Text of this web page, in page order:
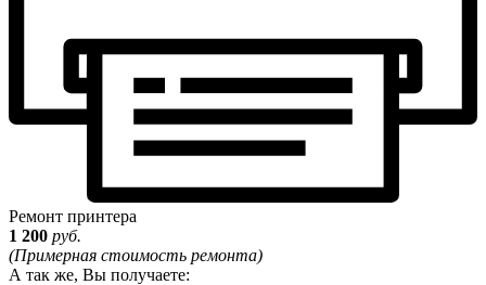
Ремонт принтера
1 200 руб.
(Примерная стоимость ремонта)
А так же, Вы получаете: